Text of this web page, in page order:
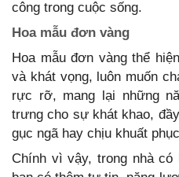
công trong cuộc sống.
Hoa mẫu đơn vàng
Hoa mẫu đơn vàng thể
và khát vọng, luôn muốn
rực rỡ, mang lại những
trưng cho sự khát khao,
gục ngã hay chịu khuất
Chính vì vậy, trong nhà có